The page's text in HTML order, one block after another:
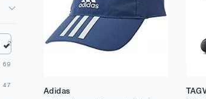
2
69
47
Adidas